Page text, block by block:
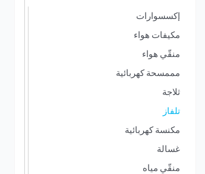
إكسسوارات
مكيفات هواء
منقّي هواء
مممسحة كهربائية
ثلاجة
تلفاز
مكنسة كهربائية
غسالة
منقّي مياه